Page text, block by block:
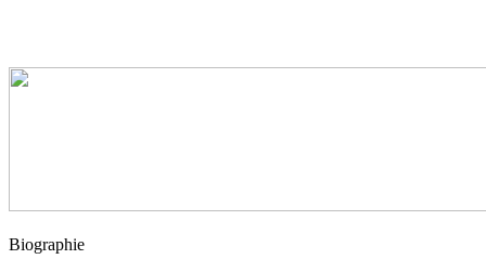
Biographie